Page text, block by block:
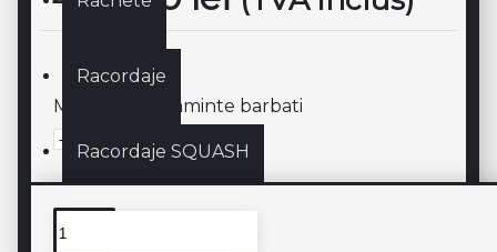
Racordaje
Racordaje SQUASH
Marime incaltaminte barbati